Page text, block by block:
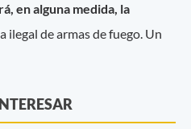
en alguna medida, la
ilegal de armas de fuego. Un